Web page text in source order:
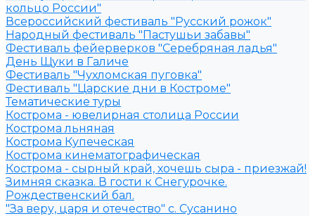
кольцо России"
Всероссийский фестиваль "Русский рожок"
Народный фестиваль "Пастушьи забавы"
Фестиваль фейерверков "Серебряная ладья"
День Щуки в Галиче
Фестиваль "Чухломская пуговка"
Фестиваль "Царские дни в Костроме"
Тематические туры
Кострома - ювелирная столица России
Кострома льняная
Кострома Купеческая
Кострома кинематографическая
Кострома - сырный край, хочешь сыра - приезжай!
Зимняя сказка. В гости к Снегурочке.
Рождественский бал.
"За веру, царя и отечество" с. Сусанино